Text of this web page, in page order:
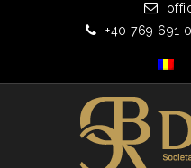
+40 769 691